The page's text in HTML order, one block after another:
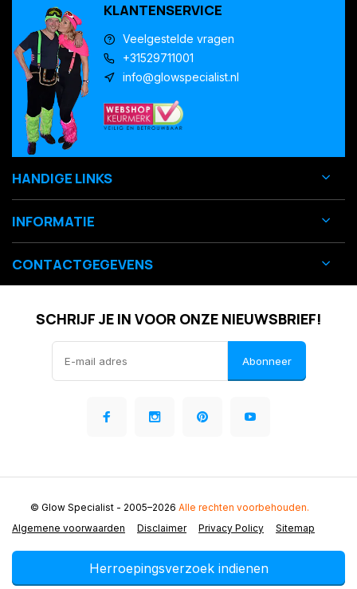
KLANTENSERVICE
Veelgestelde vragen
+31529711001
info@glowspecialist.nl
HANDIGE LINKS
INFORMATIE
CONTACTGEGEVENS
SCHRIJF JE IN VOOR ONZE NIEUWSBRIEF!
Abonneer
Algemene voorwaarden Disclaimer Privacy Policy Sitemap
© Glow Specialist - 2005–2026 Alle rechten voorbehouden.
Herroepingsverzoek indienen